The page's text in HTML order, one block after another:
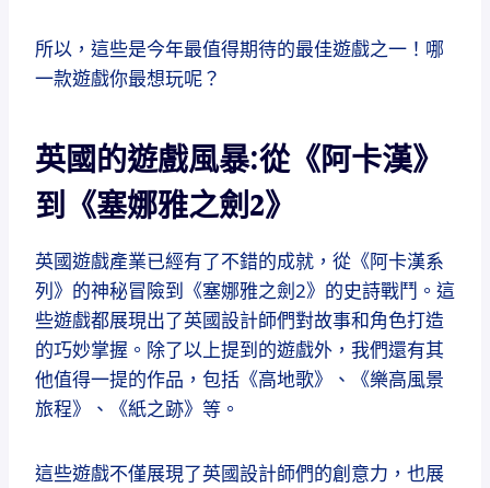
所以，這些是今年最值得期待的最佳遊戲之一！哪
一款遊戲你最想玩呢？
英國的遊戲風暴:從《阿卡漢》
到《塞娜雅之劍2》
英國遊戲產業已經有了不錯的成就，從《阿卡漢系
列》的神秘冒險到《塞娜雅之劍2》的史詩戰鬥。這
些遊戲都展現出了英國設計師們對故事和角色打造
的巧妙掌握。除了以上提到的遊戲外，我們還有其
他值得一提的作品，包括《高地歌》、《樂高風景
旅程》、《紙之跡》等。
這些遊戲不僅展現了英國設計師們的創意力，也展